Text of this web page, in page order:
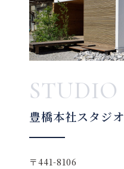
STUDIO
豊橋本社スタジオ
〒441-8106